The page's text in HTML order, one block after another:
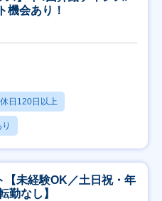
機会あり！
休日120日以上
【未経験OK／土日祝・年
勤なし】